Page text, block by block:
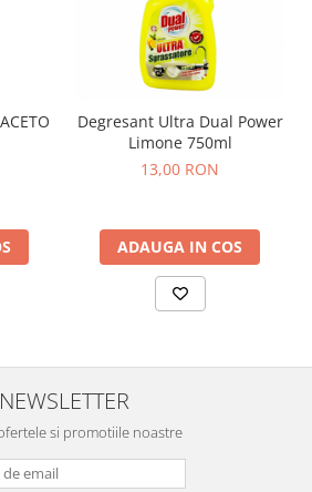
Degresant Ultra Dual Power
Limone 750ml
13,00 RON
ADAUGA IN COS
NEWSLETTER
si promotiile noastre